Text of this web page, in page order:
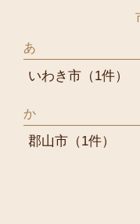
あ
いわき市（1件）
か
郡山市（1件）